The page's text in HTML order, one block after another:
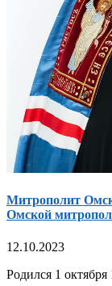
Митрополит
Омской
12.10.2023
Родился 1